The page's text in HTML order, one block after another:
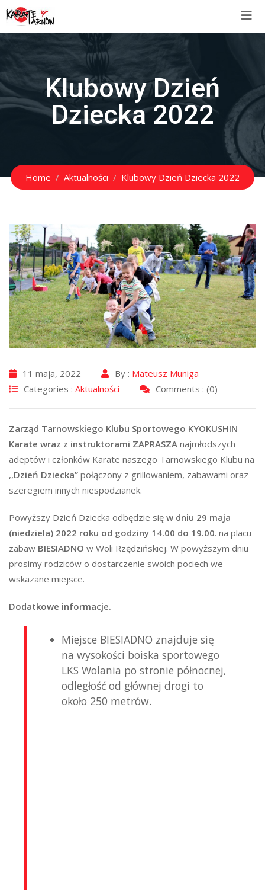
Klubowy Dzień
Dziecka 2022
Home Aktualności Klubowy Dzień Dziecka 2022
11 maja, 2022 By : Mateusz Muniga
Categories : Aktualności Comments : (0)
Zarząd Tarnowskiego Klubu Sportowego KYOKUSHIN
Karate wraz z instruktorami ZAPRASZA najmłodszych
adeptów i członków Karate naszego Tarnowskiego Klubu na
,,Dzień Dziecka” połączony z grillowaniem, zabawami oraz
szeregiem innych niespodzianek.
Powyższy Dzień Dziecka odbędzie się w dniu 29 maja
(niedziela) 2022 roku od godziny 14.00 do 19.00. na placu
zabaw BIESIADNO w Woli Rzędzińskiej. W powyższym dniu
prosimy rodziców o dostarczenie swoich pociech we
wskazane miejsce.
Dodatkowe informacje.
Miejsce BIESIADNO znajduje się
na wysokości boiska sportowego
LKS Wolania po stronie północnej,
odległość od głównej drogi to
około 250 metrów.